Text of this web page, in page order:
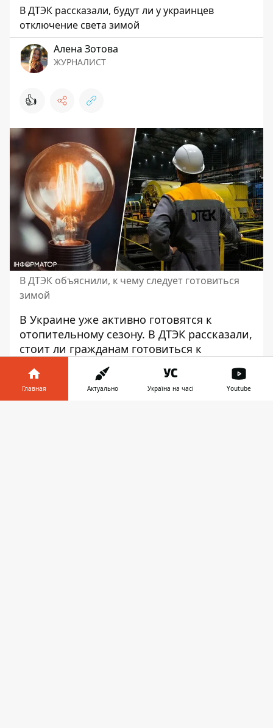
В ДТЭК рассказали, будут ли у украинцев
отключение света зимой
Алена Зотова
ЖУРНАЛИСТ
👍
В ДТЭК объяснили, к чему следует готовиться
зимой
В Украине уже активно готовятся к
отопительному сезону. В ДТЭК рассказали,
стоит ли гражданам готовиться к
вероятных отключений света
известно, как готовятся энергетики к
сложной зиме.
Главная Актуально Україна на часі Youtube